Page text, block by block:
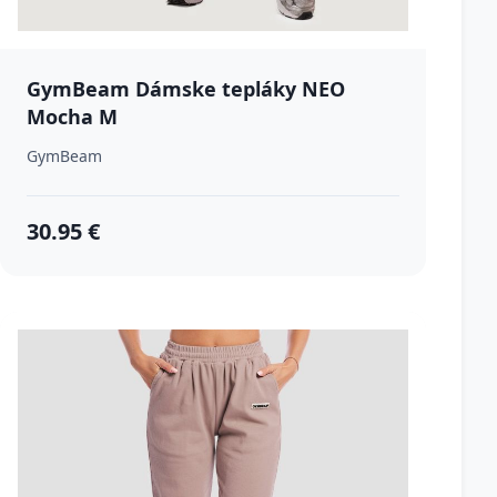
GymBeam Dámske tepláky NEO
Mocha M
GymBeam
30.95 €